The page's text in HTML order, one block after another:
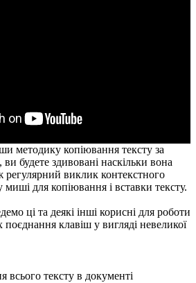
методику копіювання тексту за
будете здивовані наскільки вона
регулярний виклик контекстного
для копіювання і вставки тексту.
ці та деякі інші корисні для роботи
поєднання клавіш у вигляді невеликої
всього тексту в документі